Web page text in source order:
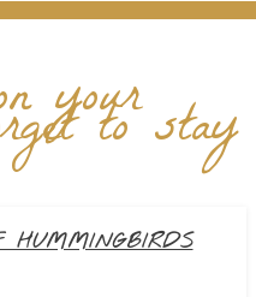
yourto stay
HUMMINGBIRDS